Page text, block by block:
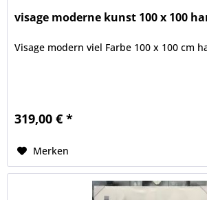
visage moderne kunst 100 x 100
Visage modern viel Farbe 100 x 100 cm
319,00 € *
Merken